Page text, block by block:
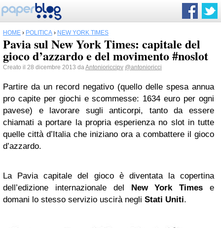
HOME › POLITICA › NEW YORK TIMES
Pavia sul New York Times: capitale del
gioco d’azzardo e del movimento #noslot
Creato il 28 dicembre 2013 daAntonioriccipv @antonioricci
Partire da un record negativo (quello delle spesa annua
pro capite per giochi e scommesse: 1634 euro per ogni
pavese) e lavorare sugli anticorpi, tanto da essere
chiamati a portare la propria esperienza no slot in tutte
quelle città d’Italia che iniziano ora a combattere il gioco
d’azzardo.
La Pavia capitale del gioco è diventata la copertina
dell’edizione internazionale del New York Times e
domani lo stesso servizio uscirà negli Stati Uniti.